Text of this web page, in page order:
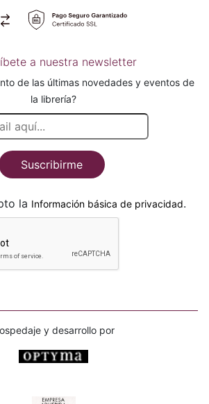
a nuestra newsletter
de las últimas novedades y eventos de
la librería?
Suscribirme
He leido y acepto la Información básica de privacidad.
y desarrollo por